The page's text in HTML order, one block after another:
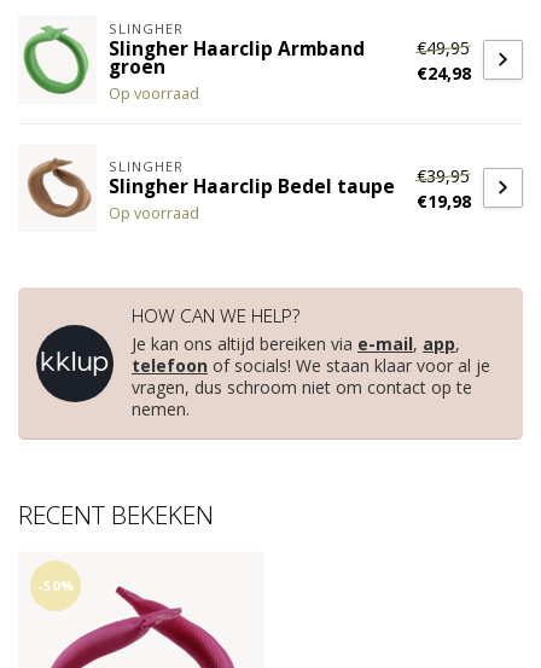
SLINGHER
Slingher Haarclip Armband
groen
Op voorraad
€49,95
€24,98
SLINGHER
Slingher Haarclip Bedel taupe
Op voorraad
€39,95
€19,98
HOW CAN WE HELP?
Je kan ons altijd bereiken via e-mail, app,
telefoon of socials! We staan klaar voor al je
vragen, dus schroom niet om contact op te
nemen.
RECENT BEKEKEN
-50%